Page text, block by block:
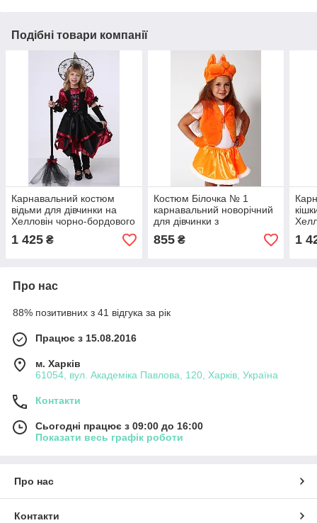
Подібні товари компанії
Карнавальний костюм
відьми для дівчинки на
Хелловін чорно-бордового
кольору № 3р. 100-140
1 425 ₴
Костюм Білочка № 1
карнавальний новорічний
для дівчинки з
помаранчевого атласу та
хутра на 3-8 років
855₴ 1
Про нас
88% позитивних з 41 відгука за рік
Працює з 15.08.2016
м. Харків
61054, вул. Академіка Павлова, 120, Харків, Україна
Контакти
Сьогодні працює з 09:00 до 16:00
Показати весь графік роботи
Про нас
Контакти